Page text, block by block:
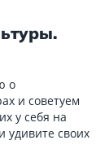
о
и советуем
у себя на
удивите своих